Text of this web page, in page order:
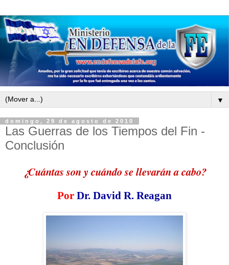
▼
domingo, 29 de agosto de 2010
Las Guerras de los Tiempos del Fin -
Conclusión
¿Cuántas son y cuándo se llevarán a cabo?
Por Dr. David R. Reagan